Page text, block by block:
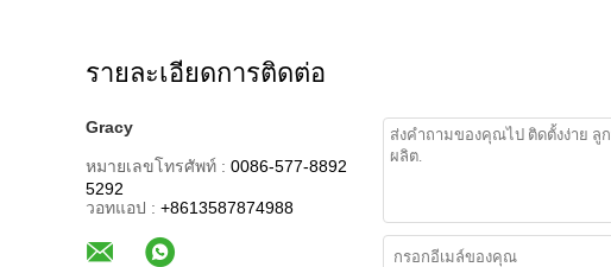
รายละเอียดการติดต่อ
Gracy
หมายเลขโทรศัพท์ : 0086-577-8892
5292
วอทแอป : +8613587874988